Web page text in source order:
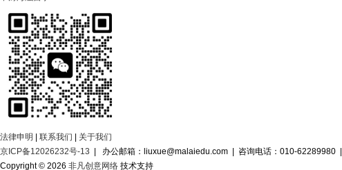
法律申明 联系我们
关于我们
京ICP备12026232号-13 | 办公邮箱：liuxue@malaiedu.com | 咨询电话：010-62289980 |
Copyright © 2026 非凡创意网络 技术支持